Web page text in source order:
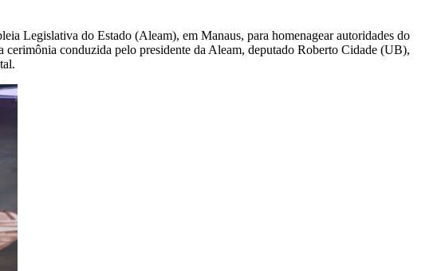
Legislativa do Estado (Aleam), em Manaus, para homenagear autoridades do
conduzida pelo presidente da Aleam, deputado Roberto Cidade (UB),